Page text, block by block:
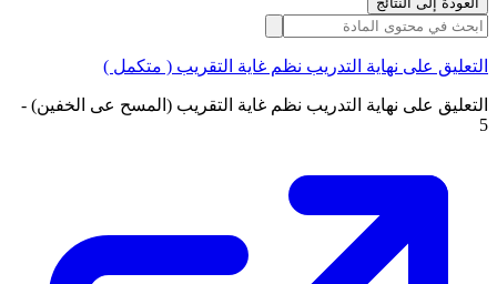
التعليق على نهاية التدريب نظم غاية التقريب ( متكمل )
التعليق على نهاية التدريب نظم غاية التقريب (المسح عى الخفين) -
5